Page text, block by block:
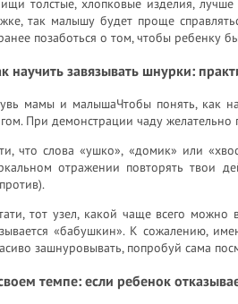
толстые, хлопковые изделия,
так малышу будет проще
позаботься о том, чтобы ребенку
научить завязывать шнурки:
мамы и малышаЧтобы понять, как
При демонстрации чаду
что слова «ушко», «домик» или
отражении повторять твои
тот узел, какой чаще всего можно
«бабушкин». К сожалению,
зашнуровывать, попробуй сама
темпе: если ребенок